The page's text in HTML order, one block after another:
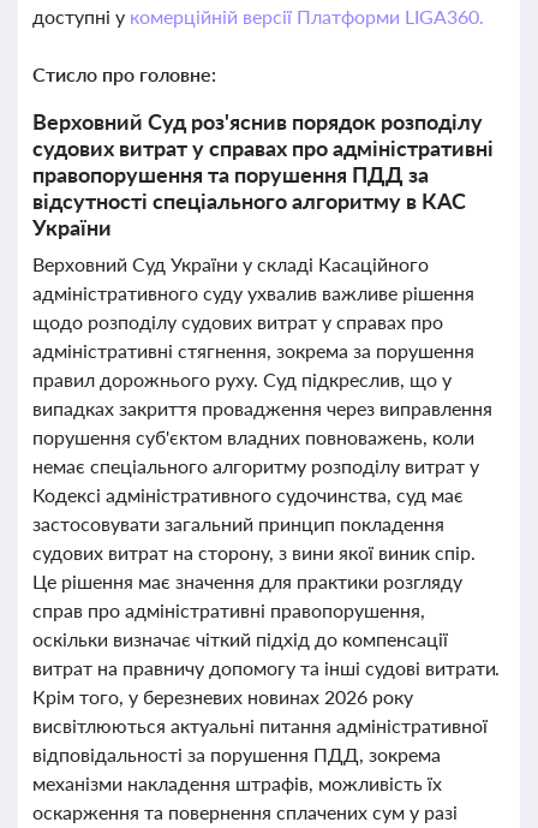
доступні у комерційній версії Платформи LIGA360.
Стисло про головне:
Верховний Суд роз'яснив порядок розподілу
судових витрат у справах про адміністративні
правопорушення та порушення ПДД за
відсутності спеціального алгоритму в КАС
України
Верховний Суд України у складі Касаційного
адміністративного суду ухвалив важливе рішення
щодо розподілу судових витрат у справах про
адміністративні стягнення, зокрема за порушення
правил дорожнього руху. Суд підкреслив, що у
випадках закриття провадження через виправлення
порушення суб'єктом владних повноважень, коли
немає спеціального алгоритму розподілу витрат у
Кодексі адміністративного судочинства, суд має
застосовувати загальний принцип покладення
судових витрат на сторону, з вини якої виник спір.
Це рішення має значення для практики розгляду
справ про адміністративні правопорушення,
оскільки визначає чіткий підхід до компенсації
витрат на правничу допомогу та інші судові витрати.
Крім того, у березневих новинах 2026 року
висвітлюються актуальні питання адміністративної
відповідальності за порушення ПДД, зокрема
механізми накладення штрафів, можливість їх
оскарження та повернення сплачених сум у разі